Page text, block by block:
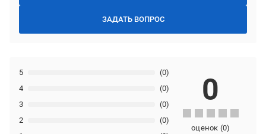
ЗАДАТЬ ВОПРОС
2 (0)
3 (0)
4 (0)
5 (0)
0
оценок (0)